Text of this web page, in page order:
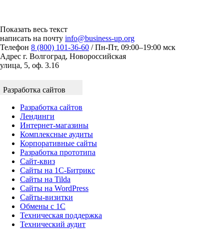
Показать весь текст
написать на почту info@business-up.org
Телефон 8 (800) 101-36-60 / Пн-Пт, 09:00–19:00 мск
Адрес г. Волгоград, Новороссийская
улица, 5, оф. 3.16
Разработка сайтов
Разработка сайтов
Лендинги
Интернет-магазины
Комплексные аудиты
Корпоративные сайты
Разработка прототипа
Сайт-квиз
Сайты на 1С-Битрикс
Сайты на Tilda
Сайты на WordPress
Сайты-визитки
Обмены с 1С
Техническая поддержка
Технический аудит